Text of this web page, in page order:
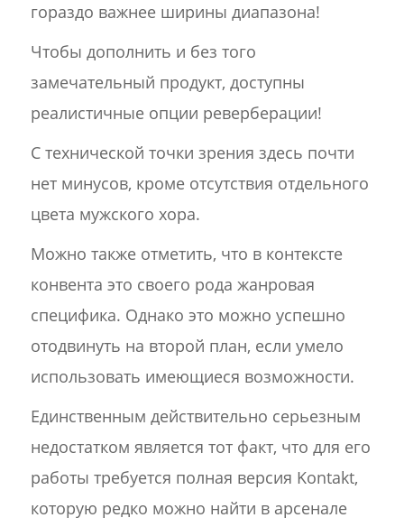
гораздо важнее ширины диапазона!
Чтобы дополнить и без того
замечательный продукт, доступны
реалистичные опции реверберации!
С технической точки зрения здесь почти
нет минусов, кроме отсутствия отдельного
цвета мужского хора.
Можно также отметить, что в контексте
конвента это своего рода жанровая
специфика. Однако это можно успешно
отодвинуть на второй план, если умело
использовать имеющиеся возможности.
Единственным действительно серьезным
недостатком является тот факт, что для его
работы требуется полная версия Kontakt,
которую редко можно найти в арсенале